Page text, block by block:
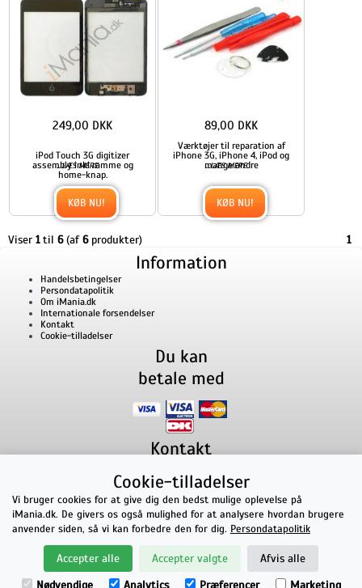
iPod Touch 3G digitizer
assembly inkl ramme og
home-knap.
...LÆS MERE
249,00 DKK
KØB NU!
Værktøjer til reparation af
iPhone 3G, iPhone 4, iPod og
mange andre
...LÆS MERE
89,00 DKK
KØB NU!
Viser 1til 6(af6produkter) 1
Information
Handelsbetingelser
Persondatapolitik
Om iMania.dk
Internationale forsendelser
Kontakt
Cookie-tilladelser
Du kan
betale med
Kontakt
Lillevorde Kær 29280 Storvorde
CVR nummer: 33182805 | E-mail: kontakt@imania.dk
Telefon:+45 23618990
Topkarakter hos kunderne!
på Facebook
Cookie-tilladelser
Vi bruger cookies for at give dig den bedst mulige oplevelse på
iMania.dk. De givers os også mulighed for at analysere hvordan brugere
anvender siden, så vi kan forbedre den for dig. Persondatapolitik
Accepter alle Accepter valgte
Afvis alle
Nødvendige
Analytics Præferencer Marketing